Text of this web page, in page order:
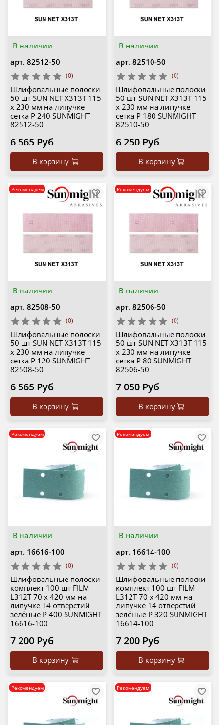
В наличии
арт. 82512-50
(0)
Шлифовальные полоски
50 шт SUN NET X313T 115
х 230 мм на липучке
сетка P 240 SUNMIGHT
82512-50
6 565 Руб
В корзину
В наличии
арт. 82510-50
(0)
Шлифовальные полоски
50 шт SUN NET X313T 115
х 230 мм на липучке
сетка P 180 SUNMIGHT
82510-50
6 250 Руб
В корзину
В наличии
Рекомендуем
арт. 82508-50
(0)
Шлифовальные полоски
50 шт SUN NET X313T 115
х 230 мм на липучке
сетка P 120 SUNMIGHT
82508-50
6 565 Руб
В корзину
В наличии
Рекомендуем
арт. 82506-50
(0)
Шлифовальные полоски
50 шт SUN NET X313T 115
х 230 мм на липучке
сетка P 80 SUNMIGHT
82506-50
7 050 Руб
В корзину
В наличии
Рекомендуем
арт. 16616-100
(0)
Шлифовальные полоски
комплект 100 шт FILM
L312T 70 х 420 мм на
липучке 14 отверстий
зелёные P 400 SUNMIGHT
16616-100
7 200 Руб
В корзину
В наличии
Рекомендуем
арт. 16614-100
(0)
Шлифовальные полоски
комплект 100 шт FILM
L312T 70 х 420 мм на
липучке 14 отверстий
зелёные P 320 SUNMIGHT
16614-100
7 200 Руб
В корзину
Рекомендуем Рекомендуем